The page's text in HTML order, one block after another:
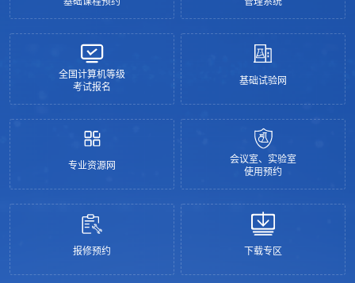
全国计算机等级
考试报名
基础试验网
专业资源网
会议室、实验室
使用预约
报修预约 下载专区